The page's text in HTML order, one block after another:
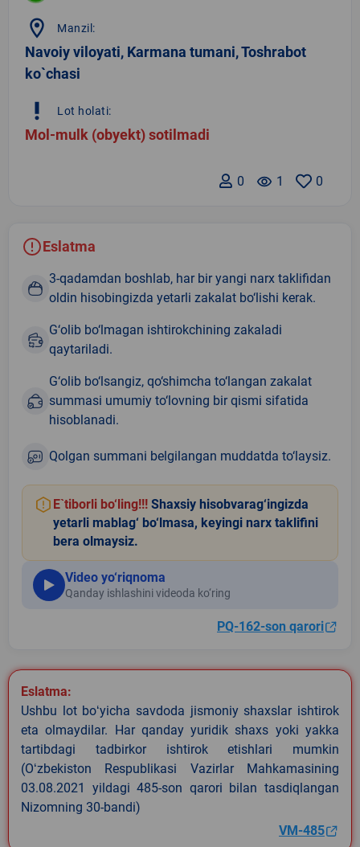
location_on Manzil:
Navoiy viloyati, Karmana tumani, Toshrabot
ko`chasi
priority_high Lot holati:
Mol-mulk (obyekt) sotilmadi
0
remove_red_eye 1
0
Eslatma
3-qadamdan boshlab, har bir yangi narx taklifidan
oldin hisobingizda yetarli zakalat bo‘lishi kerak.
G‘olib bo‘lmagan ishtirokchining zakaladi
qaytariladi.
G‘olib bo‘lsangiz, qo‘shimcha to‘langan zakalat
summasi umumiy to‘lovning bir qismi sifatida
hisoblanadi.
Qolgan summani belgilangan muddatda to‘laysiz.
E`tiborli bo‘ling!!! Shaxsiy hisobvarag‘ingizda
yetarli mablag‘ bo‘lmasa, keyingi narx taklifini
bera olmaysiz.
Video yo‘riqnoma
Qanday ishlashini videoda ko‘ring
PQ-162-son qarori
Eslatma:
Ushbu lot boʻyicha savdoda jismoniy shaxslar ishtirok
eta olmaydilar. Har qanday yuridik shaxs yoki yakka
tartibdagi tadbirkor ishtirok etishlari mumkin
(Oʻzbekiston Respublikasi Vazirlar Mahkamasining
03.08.2021 yildagi 485-son qarori bilan tasdiqlangan
Nizomning 30-bandi)
VM-485